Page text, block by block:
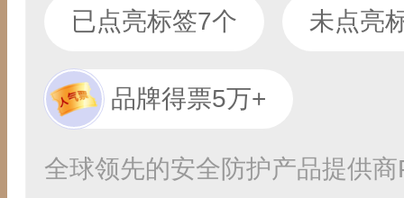
已点亮标签7个 未点亮
品牌得票5万+
全球领先的安全防护产品提供